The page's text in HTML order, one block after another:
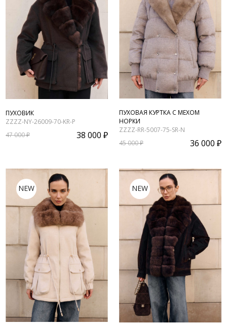
ПУХОВИК
ZZZZ-NY-26009-70-KR-P
47 000 ₽
38 000 ₽
ПУХОВАЯ КУРТКА С МЕХОМ
НОРКИ
ZZZZ-RR-5007-75-SR-N
45 000 ₽
36 000 ₽
NEW NEW